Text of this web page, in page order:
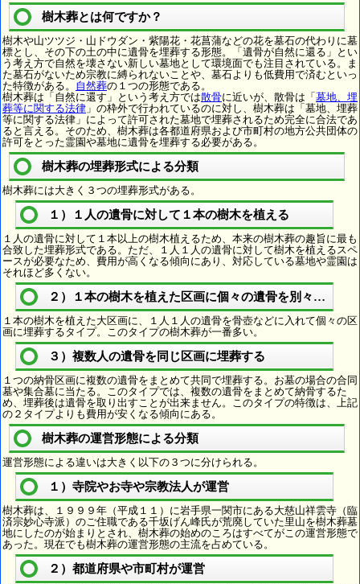
樹木葬とは何ですか？
樹木や山ツツジ・山ドウダン・紫陽花・花菖蒲などの花を墓石の代わりに墓
標とし、その下の土の中に遺骨を埋葬する形態。「遺骨が自然に還る」とい
う考え方で自然を壊さない新しい墓地として環境面でも注目されている。ま
た墓石がないため宗教に縛られないことや、墓石よりも低費用で済むといっ
た特徴がある。 自然葬の１つの形態である。
樹木葬は「自然に還す」という考え方では散骨に近いが、散骨は「 墓地、埋
葬等に関する法律 」の枠外で行われているのに対し、樹木葬は「墓地、埋葬
等に関する法律」によって許可された墓地で埋葬されるため完全に合法であ
ると言える。そのため、樹木葬は各都道府県および市町村の地方公共団体の
許可をとった霊園や墓地に遺骨を埋葬する必要がある。
樹木葬の埋葬形式による分類
樹木葬には大きく３つの埋葬形式がある。
１）１人の遺骨に対して１本の樹木を植える
１人の遺骨に対して１本以上の樹木植えるため、本来の樹木葬の趣旨に最も
合致した埋葬形式である。ただ、１人１人の遺骨に対して樹木を植えるスペ
ースが必要なため、費用が高くなる傾向にあり、対応している墓地や霊園は
それほど多くない。
２）１本の樹木を植えた区画に個々の遺骨を別々に埋葬
１本の樹木を植えた大区画に、１人１人の遺骨を骨壺などに入れて個々の区
画に埋葬するタイプ。このタイプの樹木葬が一番多い。
３）複数人の遺骨を同じ区画に埋葬する
１つの納骨区画に複数の遺骨をまとめて共同で埋葬する。お墓の場合の合同
墓や集合墓に当たる。このタイプでは、複数の遺骨をまとめて納骨するた
め、埋葬後は遺骨を取り出すことが出来ません。このタイプの特徴は、上記
の２タイプよりも費用が安くなる傾向にある。
樹木葬の運営形態による分類
運営形態による違いは大きく以下の３つに分けられる。
１）寺院やお寺や宗教法人が運営
樹木葬は、１９９９年（平成１１）に岩手県一関市にある大慈山祥雲寺（臨
済宗妙心寺派）のご住職である千坂げん峰氏が荒廃していた里山を樹木葬墓
地にしたのが始まりとされ、樹木葬の始めのころはすべてがこの運営形態で
あった。現在でも樹木葬の運営形態の主流を占めている。
２）都道府県や市町村が運営